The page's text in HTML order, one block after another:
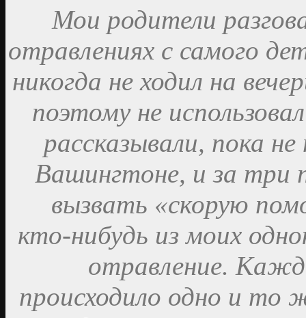
Мои родители
отравлениях с самого
никогда не ходил на
поэтому не
рассказывали, пока
Вашингтоне, и за три
вызвать «скорую
кто-нибудь из моих
отравление.
происходило одно и то